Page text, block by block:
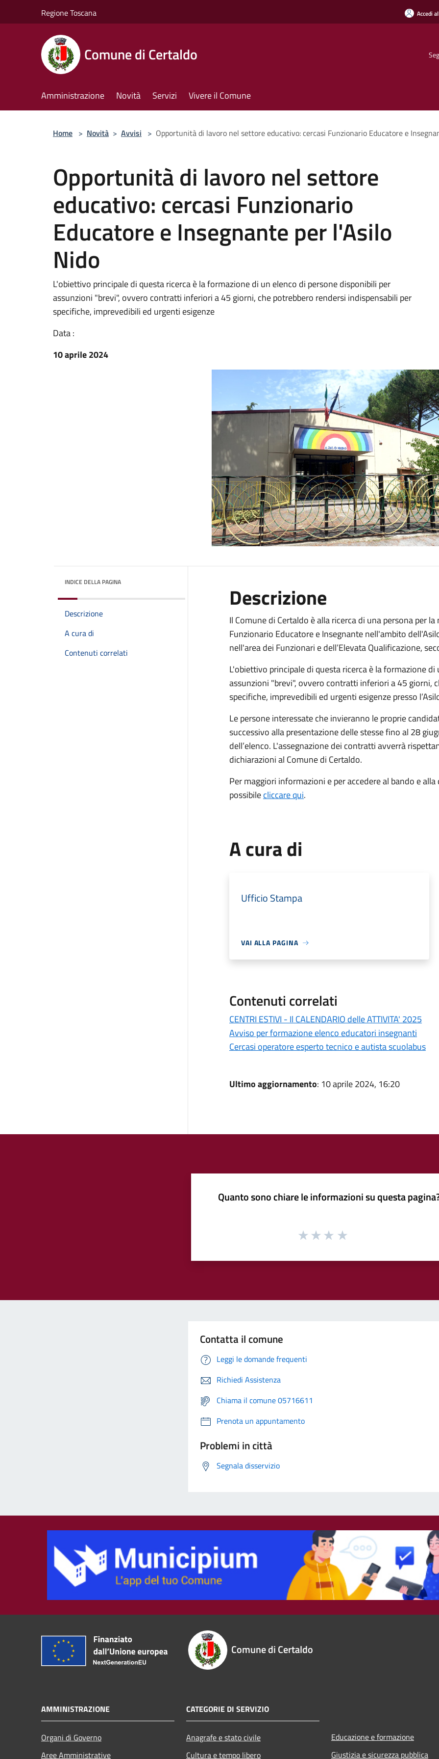
Regione Toscana Accedi
Comune di Certaldo
Amministrazione Novità Servizi Vivere il Comune
Home > Novità > Avvisi > Opportunità di lavoro nel settore educativo: cercasi Funzionario Educatore e
Opportunità di lavoro nel settore
educativo: cercasi Funzionario
Educatore e Insegnante per l'Asilo
Nido
L'obiettivo principale di questa ricerca è la formazione di un elenco di persone disponibili per
assunzioni "brevi", ovvero contratti inferiori a 45 giorni, che potrebbero rendersi indispensabili per
specifiche, imprevedibili ed urgenti esigenze
Data :
10 aprile 2024
INDICE DELLA PAGINA
Descrizione
A cura di
Contenuti correlati
Descrizione
Il Comune di Certaldo è alla ricerca di una persona per
Funzionario Educatore e Insegnante nell'ambito
nell'area dei Funzionari e dell’Elevata Qualificazione,
L'obiettivo principale di questa ricerca è la formazione
assunzioni "brevi", ovvero contratti inferiori a 45 giorni,
specifiche, imprevedibili ed urgenti esigenze presso
Le persone interessate che invieranno le proprie
successivo alla presentazione delle stesse fino al 28
dell’elenco. L'assegnazione dei contratti avverrà
dichiarazioni al Comune di Certaldo.
Per maggiori informazioni e per accedere al bando e
possibilecliccare qui.
A cura di
Ufficio Stampa
VAI ALLA PAGINA
Contenuti correlati
CENTRI ESTIVI - Il CALENDARIO delle ATTIVITA' 2025
Avviso per formazione elenco educatori insegnanti
Cercasi operatore esperto tecnico e autista scuolabus
Ultimo aggiornamento: 10 aprile 2024, 16:20
Quanto sono chiare le informazioni su questa
Contatta il comune
Leggi le domande frequenti
Richiedi Assistenza
Chiama il comune 05716611
Prenota un appuntamento
Problemi in città
Segnala disservizio
Comune di Certaldo
AMMINISTRAZIONE
Organi di Governo
Aree Amministrative
CATEGORIE DI SERVIZIO
Anagrafe e stato civile
Cultura e tempo libero
Educazione e formazione
Giustizia e sicurezza pubblica